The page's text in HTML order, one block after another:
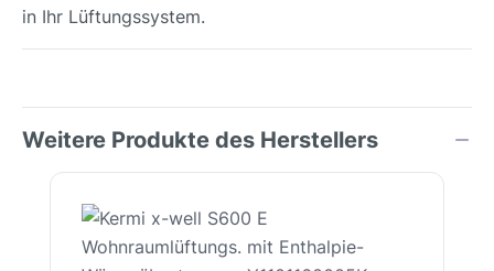
in Ihr Lüftungssystem.
Weitere Produkte des Herstellers
Produktgalerie überspringen